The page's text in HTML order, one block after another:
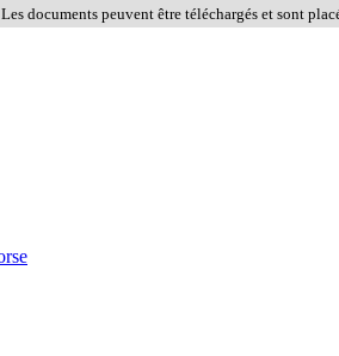
Les documents peuvent être téléchargés et sont